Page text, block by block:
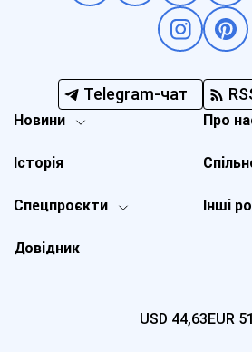
Telegram-чат
Новини
Спецпроєкти Інші
Історія
Про
Довідник
USD 44,63EUR